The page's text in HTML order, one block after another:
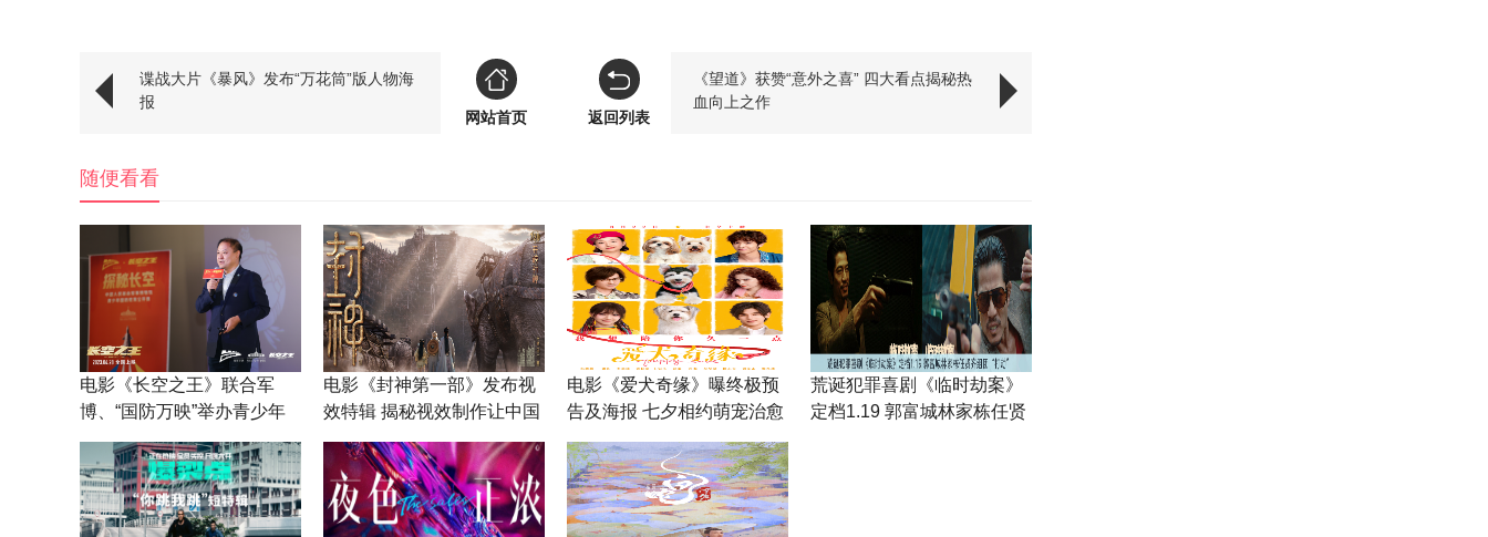
谍战大片《暴风》发布“万花筒”版人物海
报
《望道》获赞“意外之喜” 四大看点揭秘热
血向上之作
网站首页
返回列表
随便看看
电影《长空之王》联合军
博、“国防万映”举办青少年
国防教育公开课
电影《封神第一部》发布视
效特辑 揭秘视效制作让中国
神话想象力落地
电影《爱犬奇缘》曝终极预
告及海报 七夕相约萌宠治愈
之旅
荒诞犯罪喜剧《临时劫案》
定档1.19 郭富城林家栋任贤